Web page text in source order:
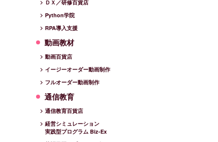
ＤＸ／研修百貨店
Python学院
RPA導入支援
動画教材
動画百貨店
イージーオーダー動画制作
フルオーダー動画制作
通信教育
通信教育百貨店
経営シミュレーション
実践型プログラム Biz-Ex